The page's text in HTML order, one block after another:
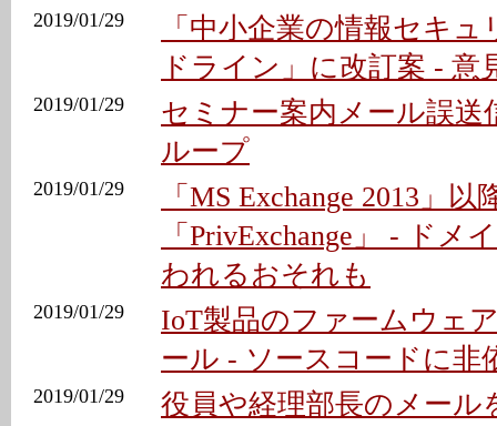
2019/01/29
「中小企業の情報セキ
ドライン」に改訂案 - 意
2019/01/29
セミナー案内メール誤送
ループ
2019/01/29
「MS Exchange 2013」
「PrivExchange」 - ドメ
われるおそれも
2019/01/29
IoT製品のファームウェ
ール - ソースコードに非
2019/01/29
役員や経理部長のメール